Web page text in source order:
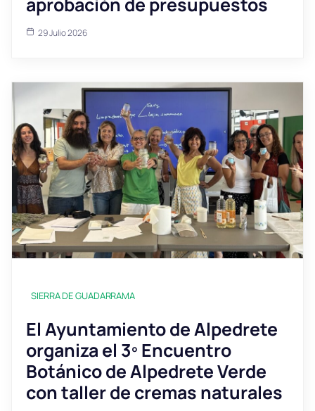
29 Julio 2026
SIERRA DE GUADARRAMA
El Ayuntamiento de Alpedrete
organiza el 3º Encuentro
Botánico de Alpedrete Verde
con taller de cremas naturales